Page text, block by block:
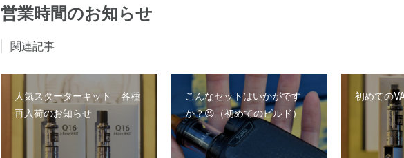
営業時間のお知らせ
関連記事
人気スターターキット 各種
再入荷のお知らせ
こんなセットはいかがです
か？😉（初めてのビルド）
初めての